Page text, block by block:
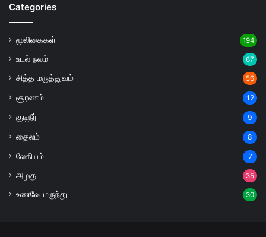
Categories
மூலிகைகள் 194
உடல் நலம் 67
சித்த மருத்துவம் 56
சூரணம் 12
குடிநீர் 9
தைலம் 8
லேகியம் 7
அழகு 35
உணவே மருந்து 30